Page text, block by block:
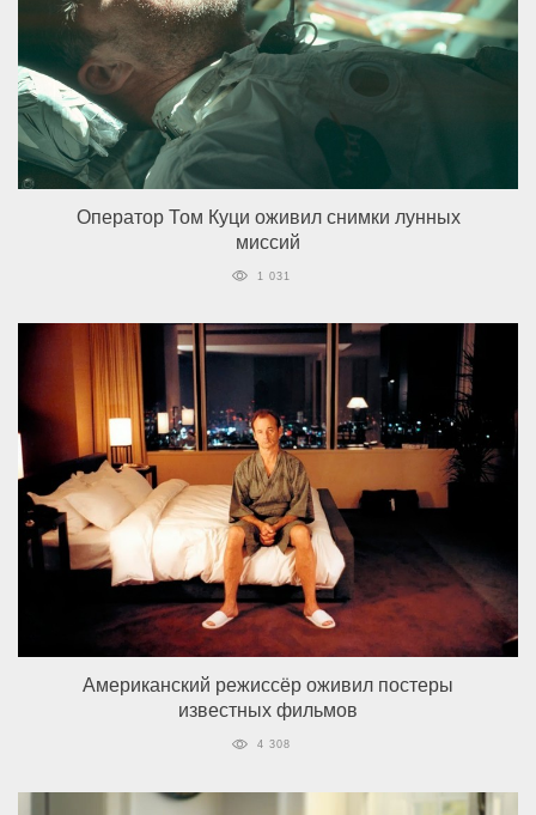
Оператор Том Куци оживил снимки лунных
миссий
1 031
Американский режиссёр оживил постеры
известных фильмов
4 308